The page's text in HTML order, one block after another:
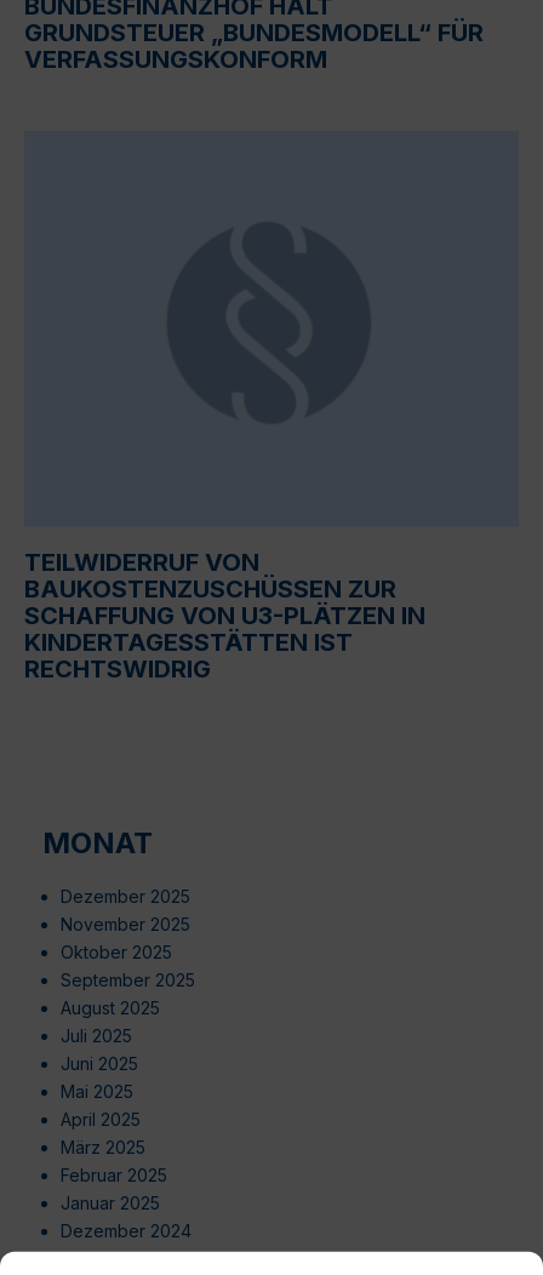
BUNDESFINANZHOF HÄLT
GRUNDSTEUER „BUNDESMODELL“ FÜR
VERFASSUNGSKONFORM
TEILWIDERRUF VON
BAUKOSTENZUSCHÜSSEN ZUR
SCHAFFUNG VON U3-PLÄTZEN IN
KINDERTAGESSTÄTTEN IST
RECHTSWIDRIG
MONAT
Dezember 2025
November 2025
Oktober 2025
September 2025
August 2025
Juli 2025
Juni 2025
Mai 2025
April 2025
März 2025
Februar 2025
Januar 2025
Dezember 2024
November 2024